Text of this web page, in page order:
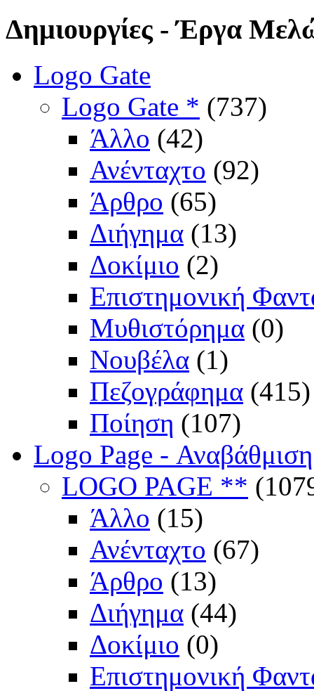
Δημιουργίες - Έργα
Logo Gate
Logo Gate * (737)
Άλλο (42)
Ανένταχτο (92)
Άρθρο (65)
Διήγημα (13)
Δοκίμιο (2)
Επιστημονική
Μυθιστόρημα (0)
Νουβέλα (1)
Πεζογράφημα (415)
Ποίηση (107)
Logo Page -
LOGO PAGE **
Άλλο (15)
Ανένταχτο (67)
Άρθρο (13)
Διήγημα (44)
Δοκίμιο (0)
Επιστημονική